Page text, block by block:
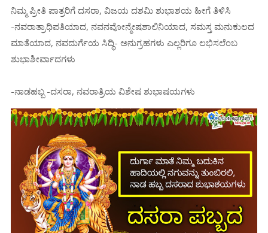
ನಿಮ್ಮ ಪ್ರೀತಿ ಪಾತ್ರರಿಗೆ ದಸರಾ, ವಿಜಯ ದಶಮಿ ಶುಭಾಶಯ ಹೀಗೆ ತಿಳಿಸಿ
-ನವರಾತ್ರಾಧಿಪತಿಯಾದ, ನವನವೋನ್ಮೇಷಶಾಲಿನಿಯಾದ, ಸಮಸ್ತ ಮನುಕುಲದ
ಮಾತೆಯಾದ, ನವದುರ್ಗೆಯ ಸಿದ್ಧಿ- ಅನುಗ್ರಹಗಳು ಎಲ್ಲರಿಗೂ ಲಭಿಸಲೆಂಬ
ಶುಭಾಶೀರ್ವಾದಗಳು
-ನಾಡಹಬ್ಬ -ದಸರಾ, ನವರಾತ್ರಿಯ ವಿಶೇಷ ಶುಭಾಷಯಗಳು